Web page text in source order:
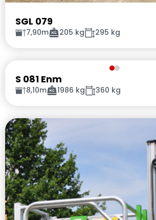
SGL 079
7,90m 205 kg 295 kg
S 081 Enm
8,10m 1986 kg 360 kg